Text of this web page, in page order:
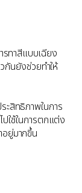
รทาสีแบบเฉียง
กันยังช่วยทำให้
ะสิทธิภาพในการ
ใช้ในการตกแต่ง
ยู่มากขึ้น